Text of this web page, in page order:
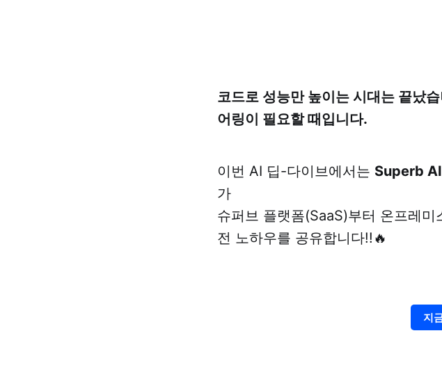
코드로 성능만 높이는 시대는 끝났
어링이 필요할 때입니다.
이번 AI 딥-다이브에서는 Superb
가
슈퍼브 플랫폼(SaaS)부터 온프레
전 노하우를 공유합니다!!🔥
지